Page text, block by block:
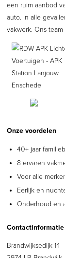
een ruim aanbod
auto. In alle
vakwerk. Ons team
Onze voordelen
40+ jaar
8 ervaren
Voor alle
Eerlijk en
Onderhoud en
Contactinformatie
Brandwijksedijk 14